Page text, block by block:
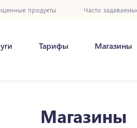
продукты Часто
Тарифы Магазины
Магазины